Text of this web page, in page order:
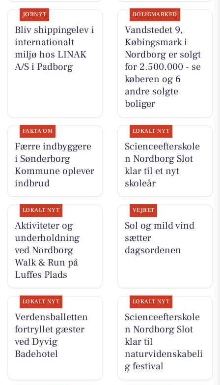
JOBNYT
Bliv shippingelev i
internationalt
miljø hos LINAK
A/S i Padborg
BOLIGMARKED
Vandstedet 9,
Købingsmark i
Nordborg er solgt
for 2.500.000 - se
køberen og 6
andre solgte
boliger
FAKTA OM
Færre indbyggere
i Sønderborg
Kommune oplever
indbrud
LOKALT NYT
Scienceefterskole
n Nordborg Slot
klar til et nyt
skoleår
LOKALT NYT
Aktiviteter og
underholdning
ved Nordborg
Walk & Run på
Luffes Plads
VEJRET
Sol og mild vind
sætter
dagsordenen
LOKALT NYT
Verdensballetten
fortryllet gæster
ved Dyvig
Badehotel
LOKALT NYT
Scienceefterskole
n Nordborg Slot
klar til
naturvidenskabeli
g festival